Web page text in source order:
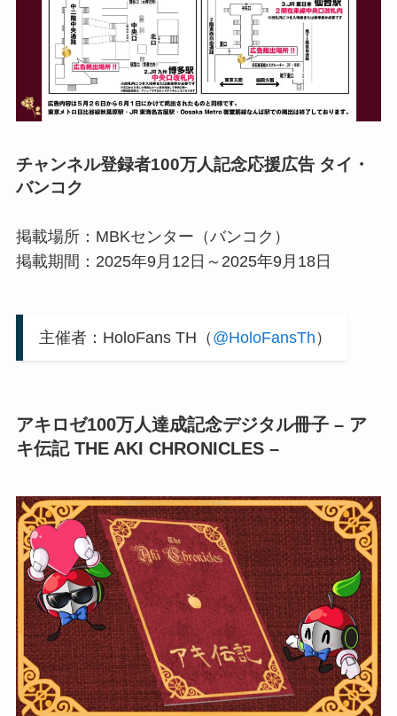
チャンネル登録者100万人記念応援広告 タイ・
バンコク
掲載場所：MBKセンター（バンコク）
掲載期間：2025年9月12日～2025年9月18日
主催者：HoloFans TH（ @HoloFansTh ）
アキロゼ100万人達成記念デジタル冊子 – ア
キ伝記 THE AKI CHRONICLES –